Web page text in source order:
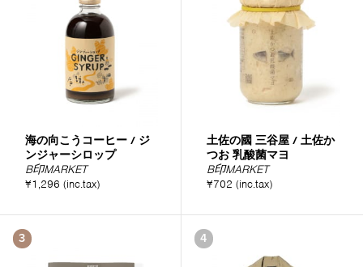
海の向こうコーヒー / ジ
ンジャーシロップ
B印MARKET
¥1,296 (inc.tax)
土佐の國 三谷屋 / 土佐か
つお 乳酸菌マヨ
B印MARKET
¥702 (inc.tax)
3 4